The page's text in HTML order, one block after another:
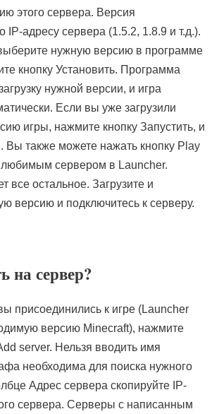
этого сервера. Версия
IP-адресу сервера (1.5.2, 1.8.9 и т.д.).
нужную версию в программе
кнопку Установить. Программа
нужной версии, и игра
Если вы уже загрузили
игры, нажмите кнопку Запустить, и
Вы также можете нажать кнопку Play
сервером в Launcher.
все остальное. Загрузите и
версию и подключитесь к серверу.
на сервер?
присоединились к игре (Launcher
версию Minecraft), нажмите
server. Нельзя вводить имя
необходима для поиска нужного
Адрес сервера скопируйте IP-
сервера. Серверы с написанным